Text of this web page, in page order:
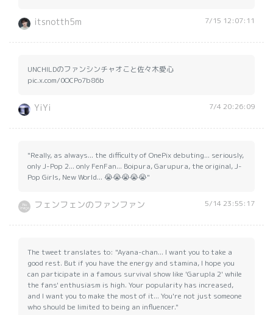
itsnotth5m 7/15 12:07:11
UNCHILDのファンシンチャオこと佐々木愛心
pic.x.com/0OCPo7b86b
YiYi 7/4 20:26:09
"Really, as always... the difficulty of OnePix debuting... seriously,
only J-Pop 2... only FenFan... Boipura, Garupura, the original, J-
Pop Girls, New World... 😭😭😭😭😭"
フェンフェンのファンファン 5/14 23:55:17
The tweet translates to: "Ayana-chan... I want you to take a
good rest. But if you have the energy and stamina, I hope you
can participate in a famous survival show like 'Garupla 2' while
the fans' enthusiasm is high. Your popularity has increased,
and I want you to make the most of it... You're not just someone
who should be limited to being an influencer."